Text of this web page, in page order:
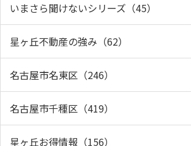
いまさら聞けないシリーズ（45）
星ヶ丘不動産の強み（62）
名古屋市名東区（246）
名古屋市千種区（419）
星ヶ丘お得情報（156）